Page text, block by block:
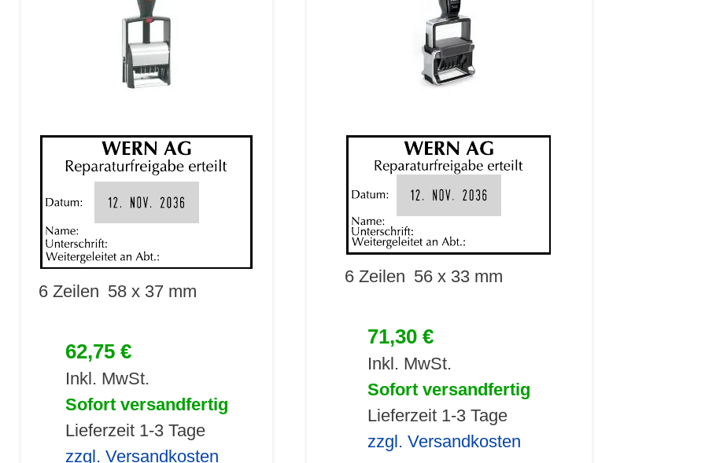
6 Zeilen 58 x 37 mm
62,75 €
Inkl. MwSt.
Sofort versandfertig
Lieferzeit 1-3 Tage
zzgl. Versandkosten
6 Zeilen 56 x 33 mm
71,30 €
Inkl. MwSt.
Sofort versandfertig
Lieferzeit 1-3 Tage
zzgl. Versandkosten